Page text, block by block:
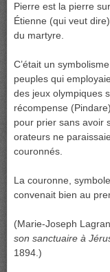
Pierre est la pierre
Étienne (qui veut
du martyre.
C’était un
peuples qui
des jeux olympiques
récompense
pour prier sans avoir
orateurs ne
couronnés.
La couronne,
convenait bien au
(Marie-Joseph
son sanctuaire à
1894.)